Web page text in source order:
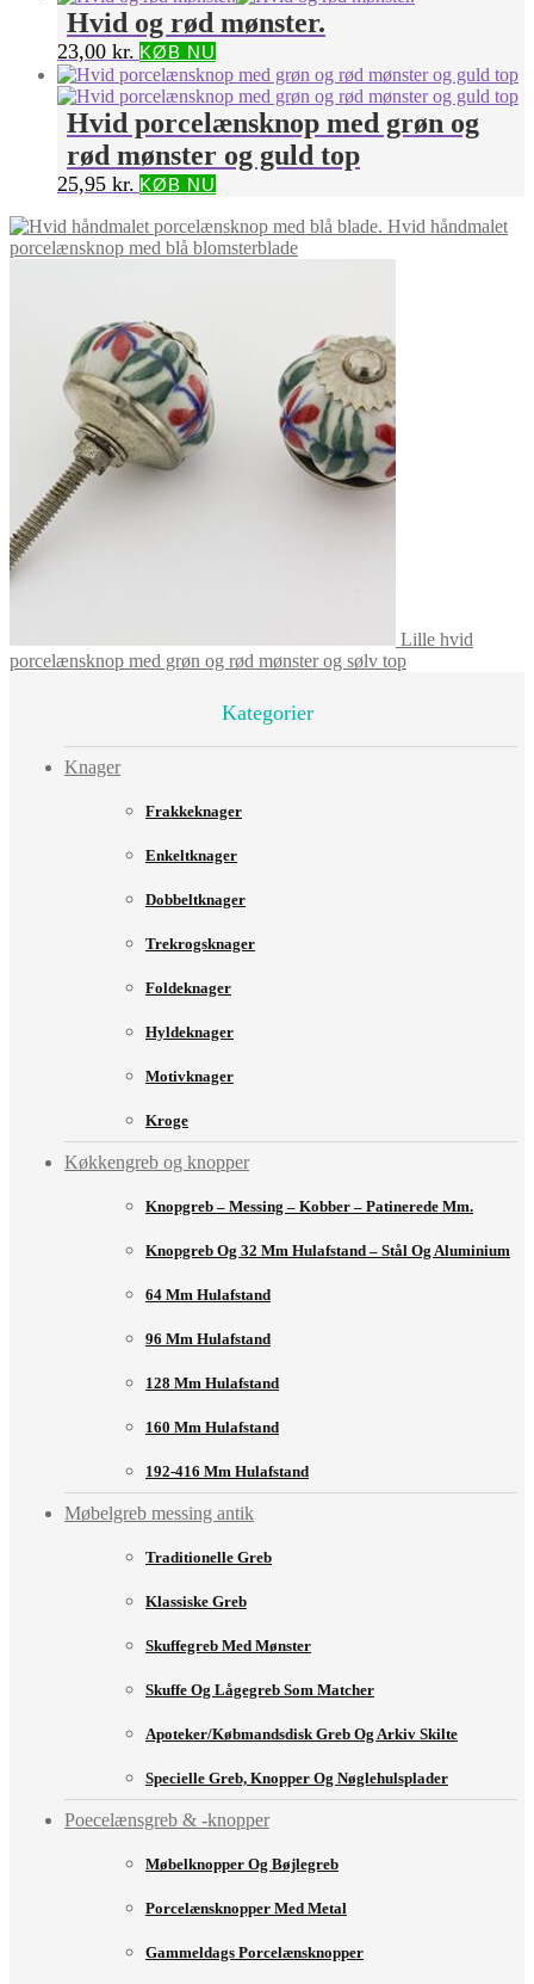
Hvid og rød mønster.
23,00 kr. KØB NU
Hvid porcelænsknop med grøn og
rød mønster og guld top
25,95 kr. KØB NU
Hvid håndmalet
porcelænsknop med blå blomsterblade
Lille hvid
porcelænsknop med grøn og rød mønster og sølv top
Kategorier
Knager
Frakkeknager
Enkeltknager
Dobbeltknager
Trekrogsknager
Foldeknager
Hyldeknager
Motivknager
Kroge
Køkkengreb og knopper
Knopgreb – Messing – Kobber – Patinerede Mm.
Knopgreb Og 32 Mm Hulafstand – Stål Og Aluminium
64 Mm Hulafstand
96 Mm Hulafstand
128 Mm Hulafstand
160 Mm Hulafstand
192-416 Mm Hulafstand
Møbelgreb messing antik
Traditionelle Greb
Klassiske Greb
Skuffegreb Med Mønster
Skuffe Og Lågegreb Som Matcher
Apoteker/købmandsdisk Greb Og Arkiv Skilte
Specielle Greb, Knopper Og Nøglehulsplader
Poecelænsgreb & -knopper
Møbelknopper Og Bøjlegreb
Porcelænsknopper Med Metal
Gammeldags Porcelænsknopper